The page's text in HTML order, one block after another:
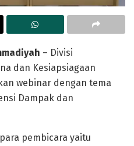
– Divisi
dan Kesiapsiagaan
webinar dengan tema
Dampak dan
pembicara yaitu